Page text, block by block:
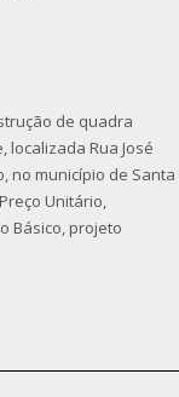
de quadra
localizada Rua José
no município de Santa
Unitário,
Básico, projeto